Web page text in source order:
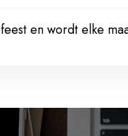
en wordt elke